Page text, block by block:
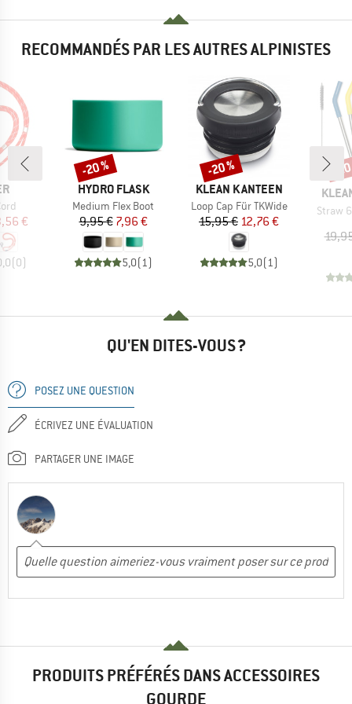
RECOMMANDÉS PAR LES AUTRES ALPINISTES
réduit
€
(0)
MARQUE
HYDRO FLASK
Article
Medium Flex Boot
Prix
9,95 €Prix réduit
7,96 €
5,0(1)
Remise
-20 %
MARQUE
KLEAN KANTEEN
Article
Loop Cap Für TKWide
Prix
15,95 €Prix réduit
12,76 €
5,0(1)
Remise
-20 %
Article
Straw
-
QU'EN DITES-VOUS ?
POSEZ UNE QUESTION
ÉCRIVEZ UNE ÉVALUATION
PARTAGER UNE IMAGE
PRODUITS PRÉFÉRÉS DANS ACCESSOIRES
GOURDE